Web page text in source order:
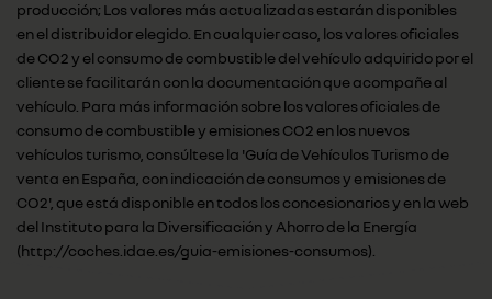
producción; Los valores más actualizadas estarán disponibles
en el distribuidor elegido. En cualquier caso, los valores oficiales
de CO2 y el consumo de combustible del vehículo adquirido por el
cliente se facilitarán con la documentación que acompañe al
vehículo. Para más información sobre los valores oficiales de
consumo de combustible y emisiones CO2 en los nuevos
vehículos turismo, consúltese la 'Guía de Vehículos Turismo de
venta en España, con indicación de consumos y emisiones de
CO2', que está disponible en todos los concesionarios y en la web
del Instituto para la Diversificación y Ahorro de la Energía
(http://coches.idae.es/guia-emisiones-consumos).